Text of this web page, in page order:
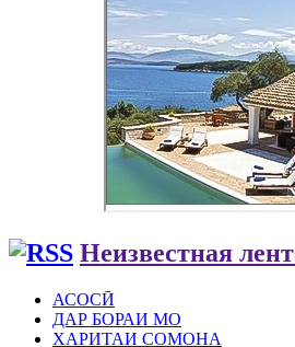
Неизвестная
АСОСӢ
ДАР БОРАИ МО
ХАРИТАИ СОМОНА